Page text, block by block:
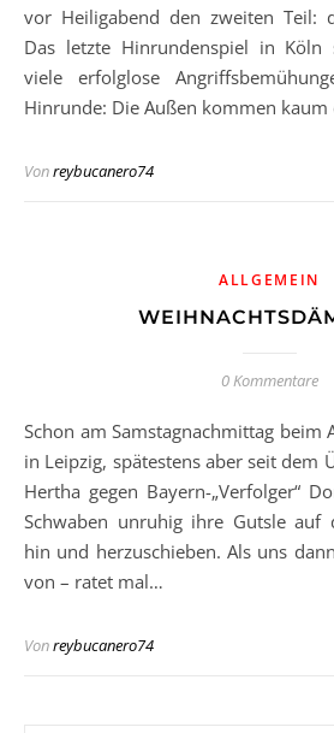
vor Heiligabend den zweiten Teil:
Das letzte Hinrundenspiel in
viele erfolglose
Hinrunde: Die Außen kommen
Vonreybucanero74
ALLGEMEIN
0 Kommentare
Schon am Samstagnachmittag beim Arminia-Auswärtscoup
in Leipzig, spätestens aber seit dem
Hertha gegen Bayern-„Verfolger“
Schwaben unruhig ihre Gutsle auf
hin und herzuschieben. Als uns
von – ratet mal…
Vonreybucanero74